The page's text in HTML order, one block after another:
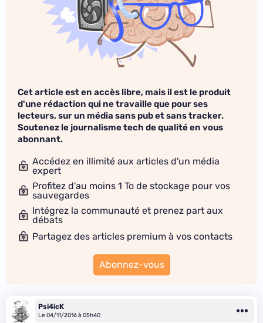
Cet article est en accès libre, mais il est le produit
d'une rédaction qui ne travaille que pour ses
lecteurs, sur un média sans pub et sans tracker.
Soutenez le journalisme tech de qualité en vous
abonnant.
Accédez en illimité aux articles d'un média
expert
Profitez d'au moins 1 To de stockage pour vos
sauvegardes
Intégrez la communauté et prenez part aux
débats
Partagez des articles premium à vos contacts
Abonnez-vous
Psi4icK
Le 04/11/2016 à 05h40